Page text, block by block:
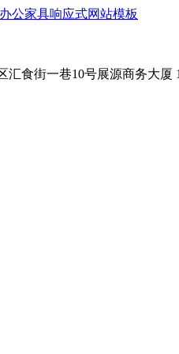
汇食街一巷10号展源商务大厦